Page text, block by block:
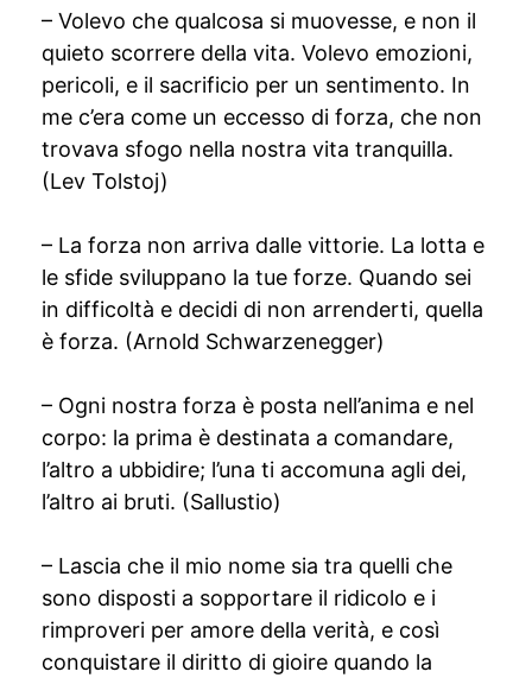
– Volevo che qualcosa si muovesse, e non il
quieto scorrere della vita. Volevo emozioni,
pericoli, e il sacrificio per un sentimento. In
me c’era come un eccesso di forza, che non
trovava sfogo nella nostra vita tranquilla.
(Lev Tolstoj)
– La forza non arriva dalle vittorie. La lotta e
le sfide sviluppano la tue forze. Quando sei
in difficoltà e decidi di non arrenderti, quella
è forza. (Arnold Schwarzenegger)
– Ogni nostra forza è posta nell’anima e nel
corpo: la prima è destinata a comandare,
l’altro a ubbidire; l’una ti accomuna agli dei,
l’altro ai bruti. (Sallustio)
– Lascia che il mio nome sia tra quelli che
sono disposti a sopportare il ridicolo e i
rimproveri per amore della verità, e così
conquistare il diritto di gioire quando la